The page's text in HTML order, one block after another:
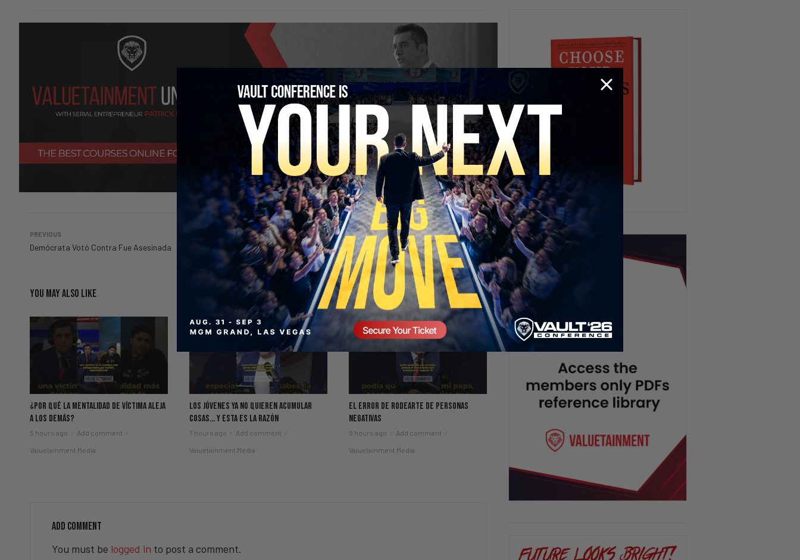
PREVIOUS
Demócrata Votó Contra Fue Asesinada
NEXT
La Seguridad Y El Desempleo Miden El Valor De
Inmigración
YOU MAY ALSO LIKE
¿Por Qué La Mentalidad de Víctima Aleja
a los Demás?
5 hours ago Add comment
Valuetainment Media
Los Jóvenes Ya No Quieren Acumular
Cosas… Y Esta Es La Razón
7 hours ago Add comment
Valuetainment Media
El Error de Rodearte de Personas
Negativas
9 hours ago Add comment
Valuetainment Media
ADD COMMENT
You must be logged in to post a comment.
SECURE YOUR SEAT